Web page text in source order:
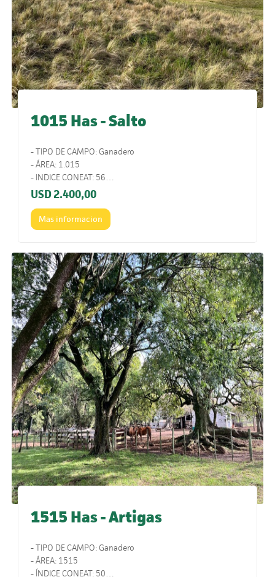
1015 Has - Salto
- TIPO DE CAMPO: Ganadero
- ÁREA: 1.015
- INDICE CONEAT: 56
- UBICACIÓN: 52 Km al sur de Masoller, sobre camino de
balastro. También se puede ingresar por ruta 31.
- COMENTARIOS: Campo ganadero con buen acceso
durante todo el año. Muy bueno para cría y recría.
USD2.400,00
Mas informacion
1515 Has - Artigas
- TIPO DE CAMPO: Ganadero
- ÁREA: 1515
- ÍNDICE CONEAT: 50